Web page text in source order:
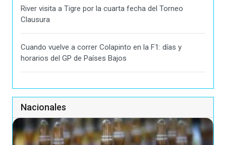
River visita a Tigre por la cuarta fecha del Torneo
Clausura
Cuando vuelve a correr Colapinto en la F1: días y
horarios del GP de Países Bajos
Nacionales